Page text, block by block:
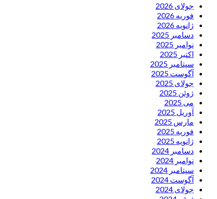
جولای 2026
فوریه 2026
ژانویه 2026
دسامبر 2025
نوامبر 2025
اکتبر 2025
سپتامبر 2025
آگوست 2025
جولای 2025
ژوئن 2025
می 2025
آوریل 2025
مارس 2025
فوریه 2025
ژانویه 2025
دسامبر 2024
نوامبر 2024
سپتامبر 2024
آگوست 2024
جولای 2024